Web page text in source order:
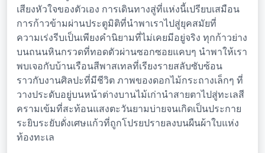
เสียงหัวใจของตัวเอง การเดินทางสู่ที่แห่งนี้เปรียบเสมือน
การก้าวข้ามผ่านประตูมิติที่นำพาเราไปสู่ยุคสมัยที่
ความเร่งรีบเป็นเพียงคำนิยามที่ไม่เคยมีอยู่จริง ทุกก้าวย่าง
บนถนนหินกรวดที่ทอดตัวผ่านซอกซอยแคบๆ นำพาให้เรา
พบเจอกับบ้านเรือนสีพาสเทลที่เรียงรายสลับซับซ้อน
ราวกับงานศิลปะที่มีชีวิต ภาพของดอกไม้กระถางเล็กๆ ที่
วางประดับอยู่บนหน้าต่างบานไม้เก่านำสายตาไปสู่ทะเลสี
ครามเข้มที่สะท้อนแสงตะวันยามบ่ายจนเกิดเป็นประกาย
ระยิบระยับดั่งเศษแก้วที่ถูกโปรยปรายลงบนผืนผ้าใบแห่ง
ท้องทะเล